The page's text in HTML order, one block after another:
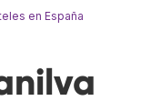
en España